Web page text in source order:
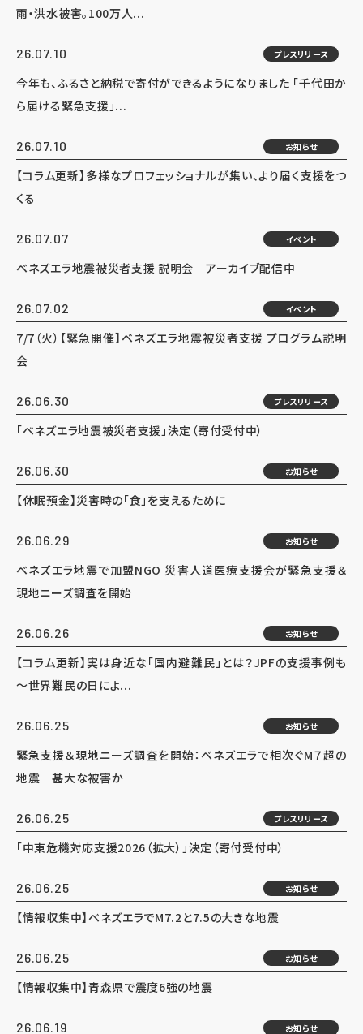
雨・洪水被害。100万人...
26.07.10 プレスリリース
今年も、ふるさと納税で寄付ができるようになりました 「千代田か
ら届ける緊急支援」...
26.07.10 お知らせ
【コラム更新】多様なプロフェッショナルが集い、より届く支援をつ
くる
26.07.07 イベント
ベネズエラ地震被災者支援 説明会 アーカイブ配信中
26.07.02 イベント
7/7（火）【緊急開催】ベネズエラ地震被災者支援 プログラム説明
会
26.06.30 プレスリリース
「ベネズエラ地震被災者支援」決定（寄付受付中）
26.06.30 お知らせ
【休眠預金】災害時の「食」を支えるために
26.06.29 お知らせ
ベネズエラ地震で加盟NGO 災害人道医療支援会が緊急支援＆
現地ニーズ調査を開始
26.06.26 お知らせ
【コラム更新】実は身近な「国内避難民」とは？JPFの支援事例も
～世界難民の日によ...
26.06.25 お知らせ
緊急支援＆現地ニーズ調査を開始：ベネズエラで相次ぐM７超の
地震 甚大な被害か
26.06.25 プレスリリース
「中東危機対応支援2026（拡大）」決定（寄付受付中）
26.06.25 お知らせ
【情報収集中】ベネズエラでM7.2と7.5の大きな地震
26.06.25 お知らせ
【情報収集中】青森県で震度6強の地震
26.06.19 お知らせ